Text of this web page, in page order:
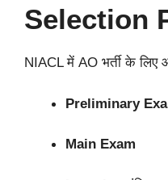
Selection
NIACL में AO भर्ती के लिए
Preliminary
Main Exam